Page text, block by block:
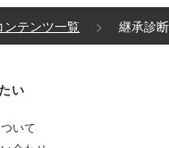
ンテンツ一覧 継承診
い
いて